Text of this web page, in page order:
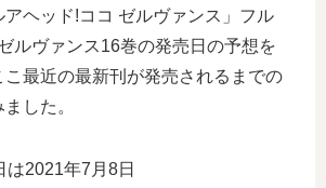
アヘッド!ココ ゼルヴァンス」フル
ルヴァンス16巻の発売日の予想を
最近の最新刊が発売されるまでの
した。
は2021年7月8日